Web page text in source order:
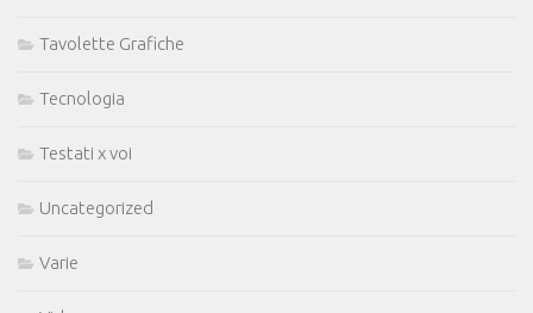
Tavolette Grafiche
Tecnologia
Testati x voi
Uncategorized
Varie